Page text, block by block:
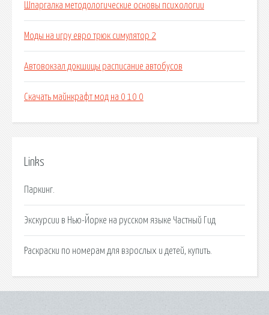
Шпаргалка методологические основы психологии
Моды на игру евро трюк симулятор 2
Автовокзал докшицы расписание автобусов
Скачать майнкрафт мод на 0 10 0
Links
Паркинг.
Экскурсии в Нью-Йорке на русском языке Частный Гид
Раскраски по номерам для взрослых и детей, купить.